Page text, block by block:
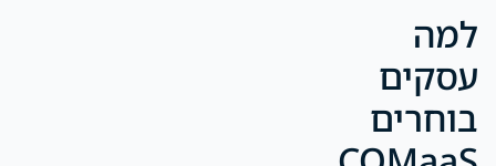
למה
עסקים
בוחרים